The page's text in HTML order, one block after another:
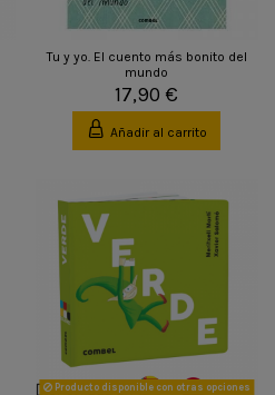
Tu y yo. El cuento más bonito del
mundo
17,90 €
Añadir al carrito
Producto disponible con otras opciones